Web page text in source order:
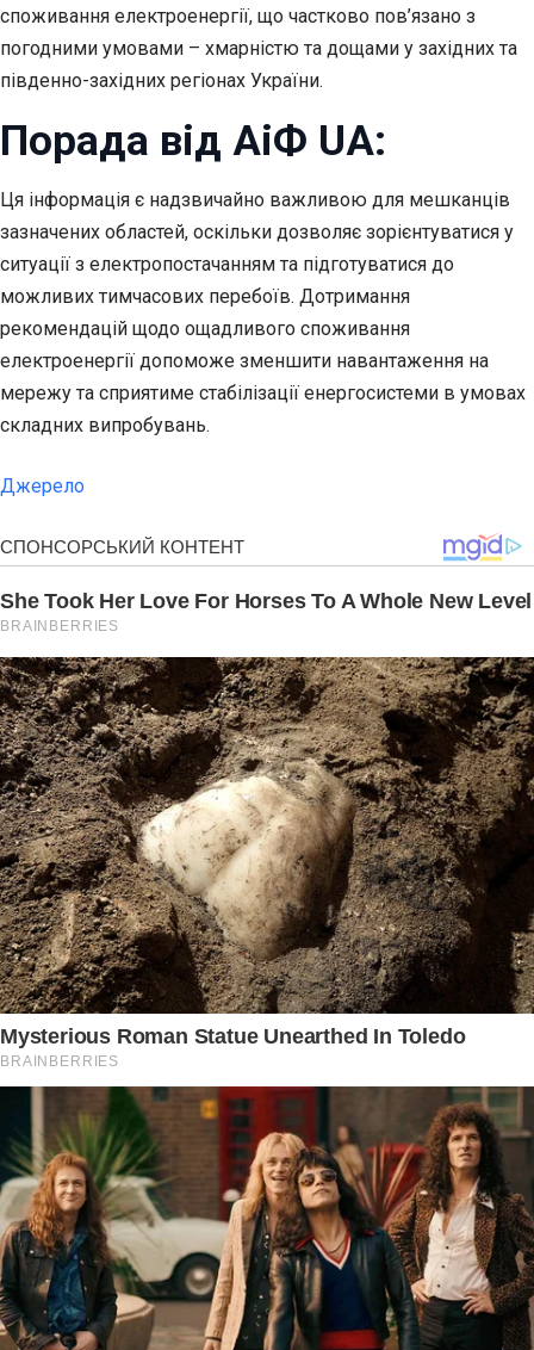
споживання електроенергії, що частково пов’язано з
погодними умовами – хмарністю та дощами у західних та
південно-західних регіонах України.
Порада від АіФ UA:
Ця інформація є надзвичайно важливою для мешканців
зазначених областей, оскільки дозволяє зорієнтуватися у
ситуації з електропостачанням та підготуватися до
можливих тимчасових перебоїв. Дотримання
рекомендацій щодо ощадливого споживання
електроенергії допоможе зменшити навантаження на
мережу та сприятиме стабілізації енергосистеми в умовах
складних випробувань.
Джерело